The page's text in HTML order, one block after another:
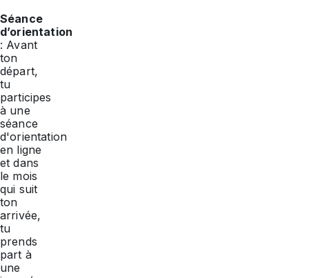
Séance
d’orientation
: Avant
ton
départ,
tu
participes
à une
séance
d'orientation
en ligne
et dans
le mois
qui suit
ton
arrivée,
tu
prends
part à
une